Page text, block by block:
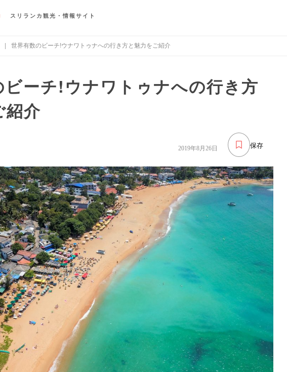
スリランカ観光・情報サイト
| 世界有数のビーチ!ウナワトゥナへの行き方と魅力をご紹介
ビーチ!ウナワトゥナへの行き方
紹介
保存
2019年8月26日